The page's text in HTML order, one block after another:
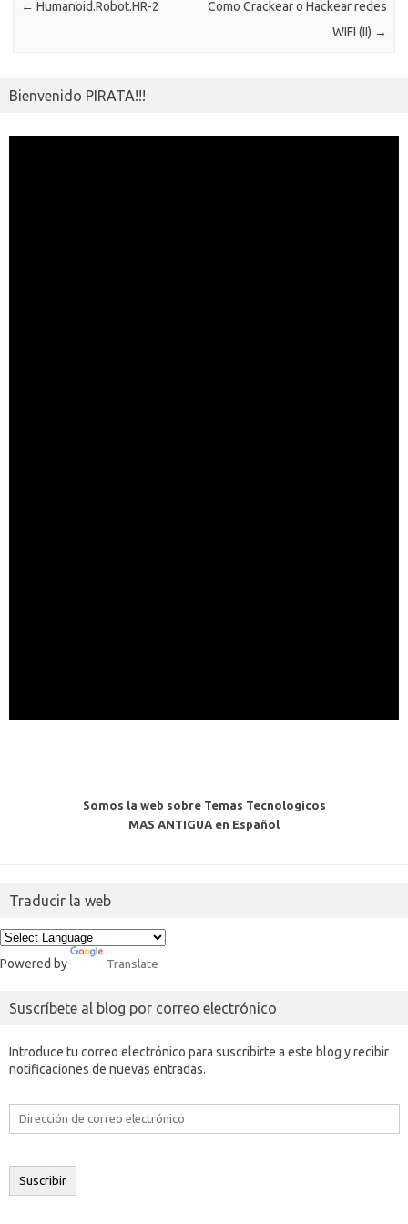
i
← Humanoid.Robot.HR-2
Como Crackear o Hackear redes
WIFI (II) →
Bienvenido PIRATA!!!
Somos la web sobre Temas Tecnologicos
MAS ANTIGUA en Español
Traducir la web
Powered by Translate
Suscríbete al blog por correo electrónico
Introduce tu correo electrónico para suscribirte a este blog y recibir
notificaciones de nuevas entradas.
Dirección
electrónico
Suscribir